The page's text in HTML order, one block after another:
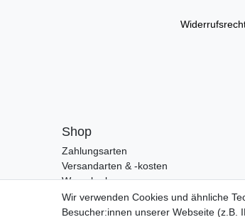
Shop
Zahlungsarten
Versandarten & -kosten
Warenkorb
Zur Kasse
Wir verwenden Cookies und ähnliche
Besucher:innen unserer Webseite (z.B.